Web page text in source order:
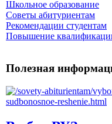
Школьное образование
Советы абитуриентам
Рекомендации студентам
Повышение
Полезная